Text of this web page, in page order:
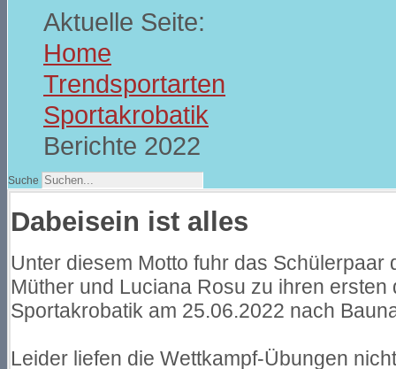
Aktuelle Seite:
Home
Trendsportarten
Sportakrobatik
Berichte 2022
Suche
Dabeisein ist alles
Unter diesem Motto fuhr das Schülerpaar
Müther und Luciana Rosu zu ihren
Sportakrobatik am 25.06.2022 nach
Leider liefen die Wettkampf-Übungen